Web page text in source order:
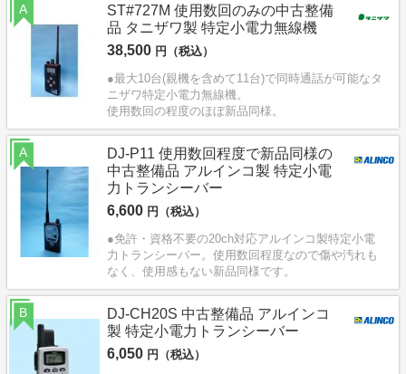
ST#727M 使用数回のみの中古整備
品 タニザワ製 特定小電力無線機
38,500 円（税込）
●最大10台(親機を含めて11台)で同時通話が可能なタ
ニザワ特定小電力無線機。
使用数回の程度のほぼ新品同様。
A
DJ-P11 使用数回程度で新品同様の
中古整備品 アルインコ製 特定小電
力トランシーバー
6,600 円（税込）
●免許・資格不要の20ch対応アルインコ製特定小電
力トランシーバー。使用数回程度なので傷や汚れも
なく、使用感もない新品同様です。
A
DJ-CH20S 中古整備品 アルインコ
製 特定小電力トランシーバー
6,050 円（税込）
B